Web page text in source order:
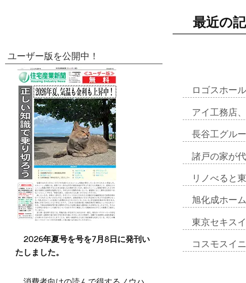
最近の
ロゴスホー
アイ工務店
長谷工グル
諸戸の家が
リノべると
旭化成ホー
東京セキス
コスモスイ
ユーザー版を公開中！
2026年夏号を号を7月8日に発刊い
たしました。